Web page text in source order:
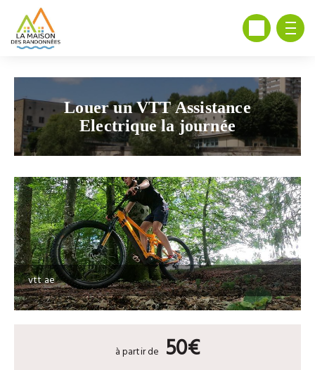
Louer un VTT Assistance
Electrique la journée
vtt ae
à partir de 50€